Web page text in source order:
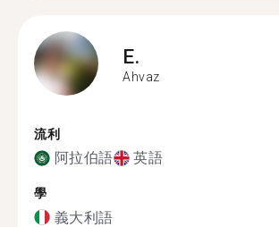
E.
Ahvaz
流利
阿拉伯語 英語
學
義大利語